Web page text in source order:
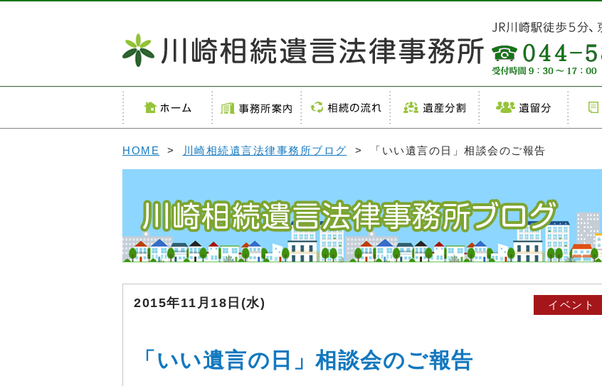
HOME > 川崎相続遺言法律事務所ブログ > 「いい遺言の日」相談会のご報告
2015年11月18日(水) イベント
「いい遺言の日」相談会のご報告